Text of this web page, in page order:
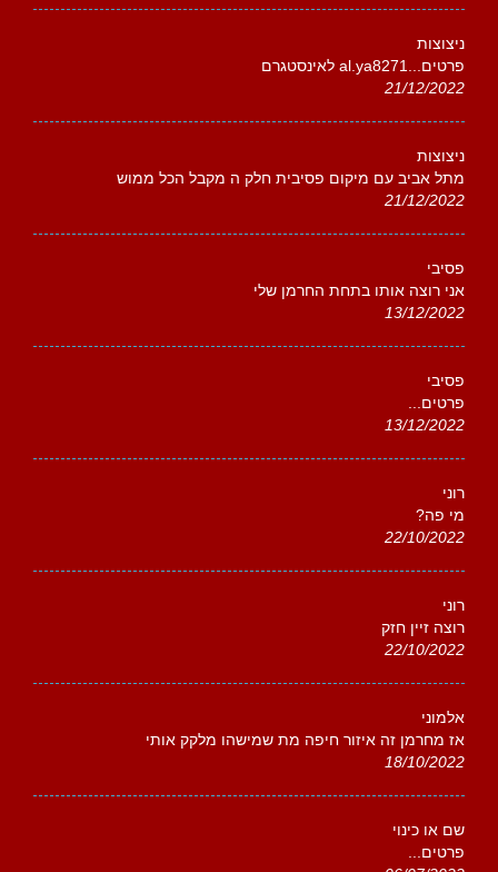
ניצוצות
פרטים...al.ya8271 לאינסטגרם
21/12/2022
ניצוצות
מתל אביב עם מיקום פסיבית חלק ה מקבל הכל ממוש
21/12/2022
פסיבי
אני רוצה אותו בתחת החרמן שלי
13/12/2022
פסיבי
פרטים...
13/12/2022
רוני
מי פה?
22/10/2022
רוני
רוצה זיין חזק
22/10/2022
אלמוני
אז מחרמן זה איזור חיפה מת שמישהו מלקק אותי
18/10/2022
שם או כינוי
פרטים...